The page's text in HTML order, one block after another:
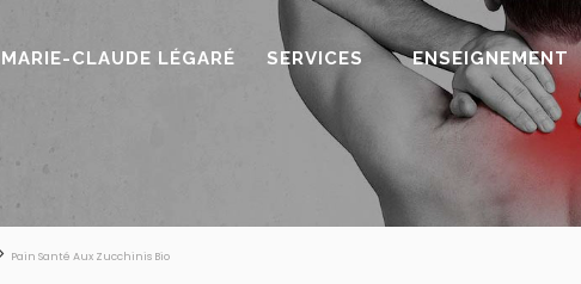
MARIE-CLAUDE LÉGARÉ SERVICES ENSEIGNEMENT
Pain Santé Aux Zucchinis Bio